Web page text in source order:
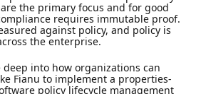
the primary focus and for good
requires immutable proof.
against policy, and policy is
the enterprise.
deep into how organizations can
Fianu to implement a properties-
policy lifecycle management